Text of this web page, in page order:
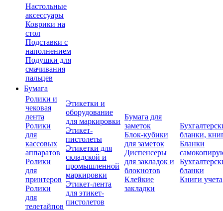
Настольные
аксессуары
Коврики на
стол
Подставки с
наполнением
Подушки для
смачивания
пальцев
Бумага
Ролики и
чековая
лента
Ролики
для
кассовых
аппаратов
Ролики
для
принтеров
Ролики
для
телетайпов
Этикетки и
оборудование
для маркировки
Этикет-
пистолеты
Этикетки для
складской и
промышленной
маркировки
Этикет-лента
для этикет-
пистолетов
Бумага для
заметок
Блок-кубики
для заметок
Диспенсеры
для закладок и
блокнотов
Клейкие
закладки
бланки,
Бланки
бланки
Книги учета